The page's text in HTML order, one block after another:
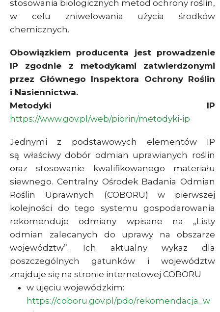
stosowania biologicznych metod ochrony roślin,
w celu zniwelowania użycia środków
chemicznych.
Obowiązkiem producenta jest prowadzenie
IP zgodnie z metodykami zatwierdzonymi
przez Głównego Inspektora Ochrony Roślin
i Nasiennictwa.
Metodyki IP
https://www.gov.pl/web/piorin/metodyki-ip
Jednymi z podstawowych elementów IP
są właściwy dobór odmian uprawianych roślin
oraz stosowanie kwalifikowanego materiału
siewnego. Centralny Ośrodek Badania Odmian
Roślin Uprawnych (COBORU) w pierwszej
kolejności do tego systemu gospodarowania
rekomenduje odmiany wpisane na „Listy
odmian zalecanych do uprawy na obszarze
województw”. Ich aktualny wykaz dla
poszczególnych gatunków i województw
znajduje się na stronie internetowej COBORU
w ujęciu wojewódzkim:
https://coboru.gov.pl/pdo/rekomendacja_w